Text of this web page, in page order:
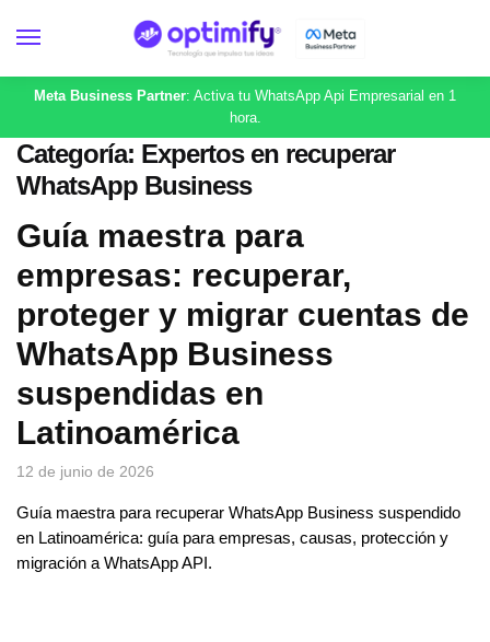
Meta Business Partner: Activa tu WhatsApp Api Empresarial en 1
hora.
Categoría: Expertos en recuperar
WhatsApp Business
Guía maestra para
empresas: recuperar,
proteger y migrar cuentas de
WhatsApp Business
suspendidas en
Latinoamérica
12 de junio de 2026
Guía maestra para recuperar WhatsApp Business suspendido
en Latinoamérica: guía para empresas, causas, protección y
migración a WhatsApp API.